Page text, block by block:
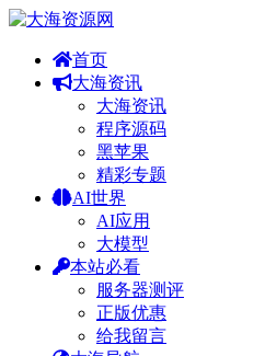
首页
大海资讯
大海资讯
程序源码
黑苹果
精彩专题
AI世界
AI应用
大模型
本站必看
服务器测评
正版优惠
给我留言